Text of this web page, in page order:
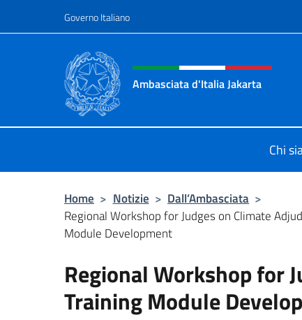
Governo Italiano
Intestazione sito, social e
Ambasciata d'Italia Jakarta
Chi
Home > Notizie > Dall’Ambasciata >
Regional Workshop for Judges on Climate
Module Development
Regional Workshop for
Training Module